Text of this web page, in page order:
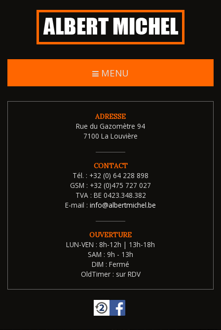
MENU
ADRESSE
Rue du Gazomètre 94
7100 La Louvière
CONTACT
Tél. : +32 (0) 64 228 898
GSM : +32 (0)475 727 027
TVA : BE 0423.348.382
E-mail : info@albertmichel.be
OUVERTURE
LUN-VEN : 8h-12h | 13h-18h
SAM : 9h - 13h
DIM : Fermé
OldTimer : sur RDV